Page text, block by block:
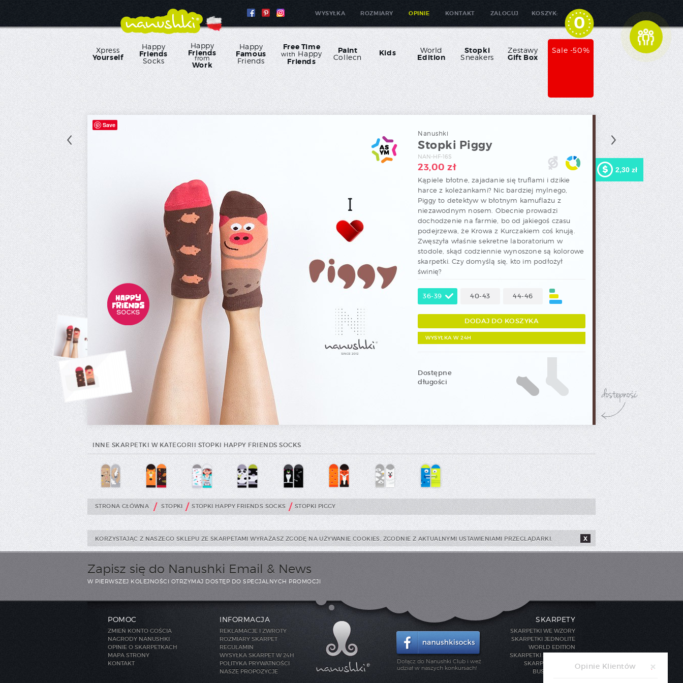
KOSZYK: 0
WYSYŁKA ROZMIARY OPINIE KONTAKT ZALOGUJ
Xpress
Yourself
Happy
Friends
Socks
Happy
Friends
from
Work
Happy
Famous
Friends
Free Time
withHappy
Friends
Paint
Collecn Kids World
Edition
Stopki
Sneakers
Zestawy
Gift Box
Sale -50%
Save
Nanushki
Stopki Piggy
NAN-HF-16S
23,00 zł
Kąpiele błotne, zajadanie się truflami i dzikie
harce z koleżankami? Nic bardziej mylnego,
Piggy to detektyw w błotnym kamuflażu z
niezawodnym nosem. Obecnie prowadzi
dochodzenie na farmie, bo od jakiegoś czasu
podejrzewa, że Krowa z Kurczakiem coś knują.
Zwęszyła właśnie sekretne laboratorium w
stodole, skąd codziennie wynoszone są kolorowe
skarpetki. Czy domyślą się, kto im podłożył
świnię?
36-39 40-43 44-46
WYSYŁKA W 24H
Dostępne
długości
2,30 zł
Kupując ten produkt możesz
otrzymać 2,30 zł w naszym
programie lojalnościowym.
Twój koszyk wyniesie
, które będzie można
zamienić na kupon
rabatowy.
INNE SKARPETKI W KATEGORII STOPKI HAPPY FRIENDS SOCKS
STRONA GŁÓWNA / STOPKI / STOPKI HAPPY FRIENDS SOCKS / STOPKI PIGGY
KORZYSTAJĄC Z NASZEGO SKLEPU ZE SKARPETAMI WYRAŻASZ ZGODĘ NA UŻYWANIE COOKIES, ZGODNIE Z AKTUALNYMI USTAWIENIAMI PRZEGLĄDARKI. X
Zapisz się do Nanushki Email & News
W PIERWSZEJ KOLEJNOŚCI OTRZYMAJ DOSTĘP DO SPECJALNYCH PROMOCJI
POMOC
ZMIEŃ KONTO GOŚCIA
NAGRODY NANUSHKI
OPINIE O SKARPETKACH
MAPA STRONY
KONTAKT
INFORMACJA
REKLAMACJE I ZWROTY
ROZMIARY SKARPET
REGULAMIN
WYSYŁKA SKARPET W 24H
POLITYKA PRYWATNOŚCI
NASZE PROPOZYCJE
SKARPETY
SKARPETKI WE WZORY
SKARPETKI JEDNOLITE
WORLD EDITION
SKARPETKI SPORTOWE
SKARPETY STOPKI
BUSINESS LINE
Dołącz do Nanushki Club i weź
udział w naszych konkursach!
Opinie Klientów